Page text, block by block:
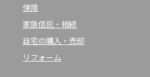
保険
家族信託・相続
自宅の購入・売却
リフォーム